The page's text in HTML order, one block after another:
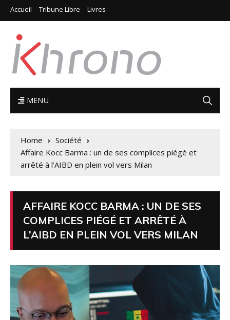
Accueil Tribune Libre Livres
MENU
Home
Société
Affaire Kocc Barma : un de ses complices piégé et
arrêté à l’AIBD en plein vol vers Milan
AFFAIRE KOCC BARMA : UN DE SES
COMPLICES PIÉGÉ ET ARRÊTÉ À
L’AIBD EN PLEIN VOL VERS MILAN